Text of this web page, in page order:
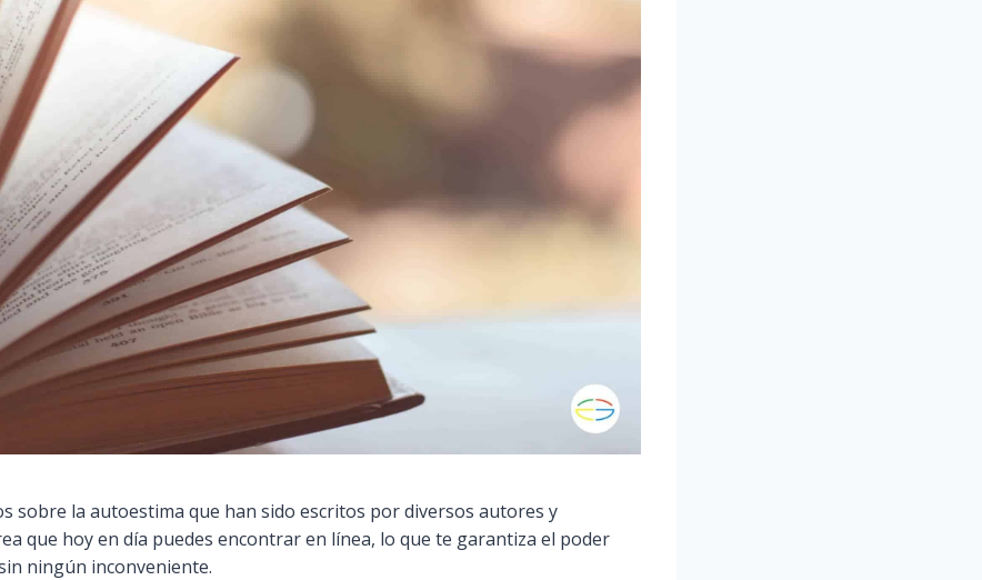
sobre la autoestima que han sido escritos por diversos autores y
que hoy en día puedes encontrar en línea, lo que te garantiza el poder
ningún inconveniente.